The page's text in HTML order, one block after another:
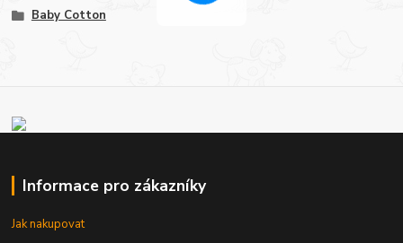
Baby Cotton
Informace pro zákazníky
Jak nakupovat